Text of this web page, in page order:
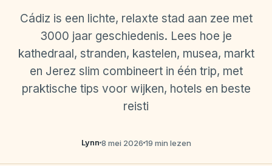
Cádiz is een lichte, relaxte stad aan zee met
3000 jaar geschiedenis. Lees hoe je
kathedraal, stranden, kastelen, musea, markt
en Jerez slim combineert in één trip, met
praktische tips voor wijken, hotels en beste
reisti
Lynn 8 mei 2026 19 min lezen